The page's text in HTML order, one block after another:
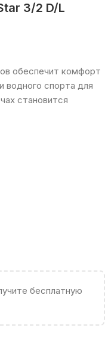
3/2 D/L
обеспечит комфорт
водного спорта для
становится
бесплатную